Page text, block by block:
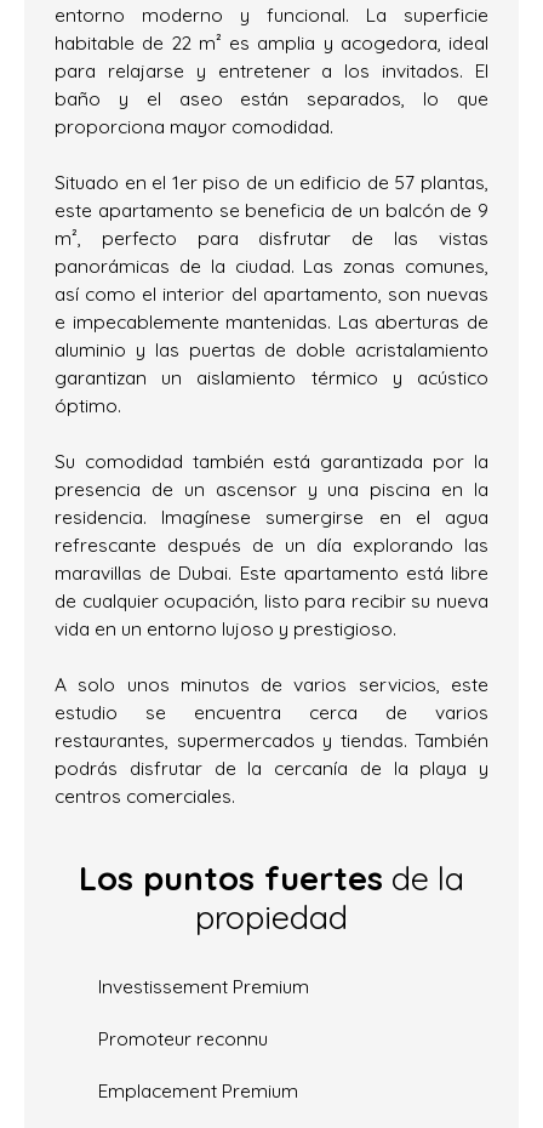
entorno moderno y funcional. La superficie
habitable de 22 m² es amplia y acogedora, ideal
para relajarse y entretener a los invitados. El
baño y el aseo están separados, lo que
proporciona mayor comodidad.
Situado en el 1er piso de un edificio de 57 plantas,
este apartamento se beneficia de un balcón de 9
m², perfecto para disfrutar de las vistas
panorámicas de la ciudad. Las zonas comunes,
así como el interior del apartamento, son nuevas
e impecablemente mantenidas. Las aberturas de
aluminio y las puertas de doble acristalamiento
garantizan un aislamiento térmico y acústico
óptimo.
Su comodidad también está garantizada por la
presencia de un ascensor y una piscina en la
residencia. Imagínese sumergirse en el agua
refrescante después de un día explorando las
maravillas de Dubai. Este apartamento está libre
de cualquier ocupación, listo para recibir su nueva
vida en un entorno lujoso y prestigioso.
A solo unos minutos de varios servicios, este
estudio se encuentra cerca de varios
restaurantes, supermercados y tiendas. También
podrás disfrutar de la cercanía de la playa y
centros comerciales.
Los puntos fuertes de la
propiedad
Investissement Premium
Promoteur reconnu
Emplacement Premium